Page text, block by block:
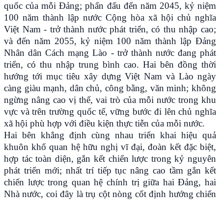
quốc của mỗi Đảng; phấn đấu đến năm 2045, kỷ niệm
100 năm thành lập nước Cộng hòa xã hội chủ nghĩa
Việt Nam - trở thành nước phát triển, có thu nhập cao;
và đến năm 2055, kỷ niệm 100 năm thành lập Đảng
Nhân dân Cách mạng Lào - trở thành nước đang phát
triển, có thu nhập trung bình cao. Hai bên đồng thời
hướng tới mục tiêu xây dựng Việt Nam và Lào ngày
càng giàu mạnh, dân chủ, công bằng, văn minh; không
ngừng nâng cao vị thế, vai trò của mỗi nước trong khu
vực và trên trường quốc tế, vững bước đi lên chủ nghĩa
xã hội phù hợp với điều kiện thực tiễn của mỗi nước.
Hai bên khẳng định cùng nhau triển khai hiệu quả
khuôn khổ quan hệ hữu nghị vĩ đại, đoàn kết đặc biệt,
hợp tác toàn diện, gắn kết chiến lược trong kỷ nguyên
phát triển mới; nhất trí tiếp tục nâng cao tầm gắn kết
chiến lược trong quan hệ chính trị giữa hai Đảng, hai
Nhà nước, coi đây là trụ cột nòng cốt định hướng chiến